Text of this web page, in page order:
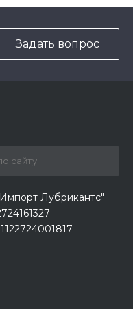
Задать вопрос
Лубрикантс"